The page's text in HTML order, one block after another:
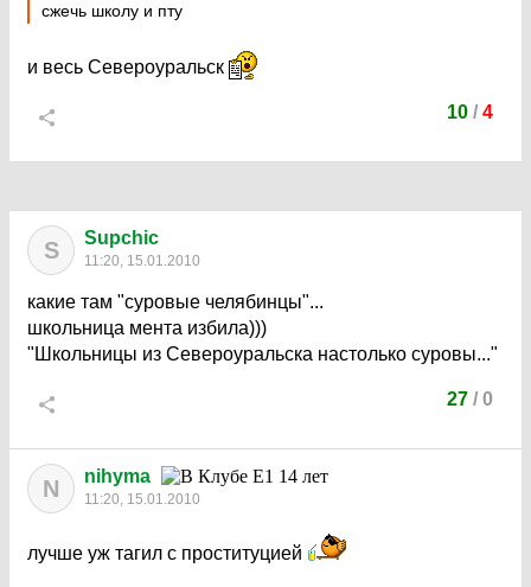
сжечь школу и пту
и весь Североуральск
10 / 4
S Supchic
11:20, 15.01.2010
какие там "суровые челябинцы"...
школьница мента избила)))
"Школьницы из Североуральска настолько суровы..."
27 / 0
N nihyma
11:20, 15.01.2010
лучше уж тагил с проституцией